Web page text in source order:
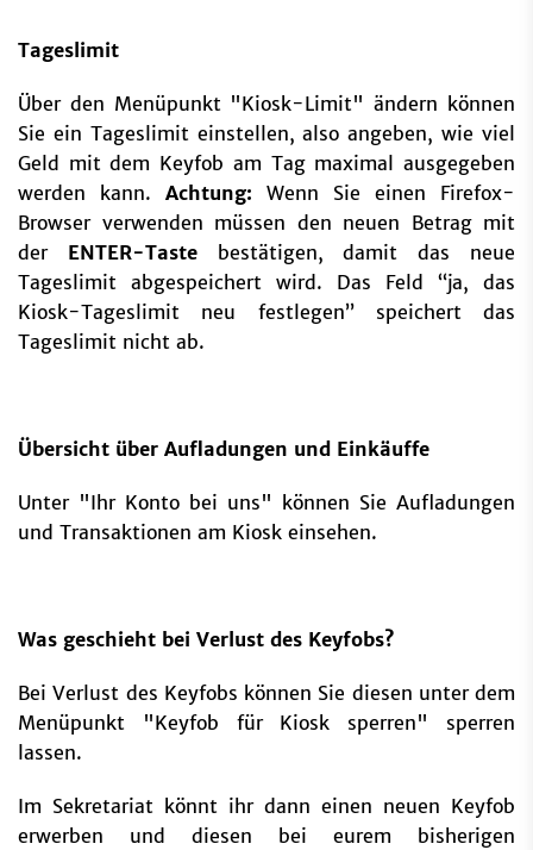
Tageslimit
Über den Menüpunkt "Kiosk-Limit" ändern können
Sie ein Tageslimit einstellen, also angeben, wie viel
Geld mit dem Keyfob am Tag maximal ausgegeben
werden kann. Achtung: Wenn Sie einen Firefox-
Browser verwenden müssen den neuen Betrag mit
der ENTER-Taste bestätigen, damit das neue
Tageslimit abgespeichert wird. Das Feld “ja, das
Kiosk-Tageslimit neu festlegen” speichert das
Tageslimit nicht ab.
Übersicht über Aufladungen und Einkäuffe
Unter "Ihr Konto bei uns" können Sie Aufladungen
und Transaktionen am Kiosk einsehen.
Was geschieht bei Verlust des Keyfobs?
Bei Verlust des Keyfobs können Sie diesen unter dem
Menüpunkt "Keyfob für Kiosk sperren" sperren
lassen.
Im Sekretariat könnt ihr dann einen neuen Keyfob
erwerben und diesen bei eurem bisherigen